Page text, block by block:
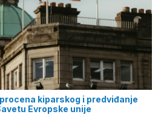
kiparskog i predviđanje
Evropske unije